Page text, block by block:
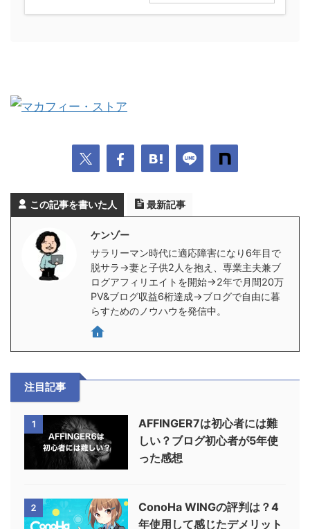
この記事を書いた人 最新記事
ケンゾー
サラリーマン時代に適応障害になり6年目で
脱サラ→妻と子供2人を抱え、専業主夫兼ブ
ログアフィリエイトを開始→2年で月間20万
PV&ブログ収益6桁達成→ブログで自由に暮
らすためのノウハウを発信中。
注目記事
1
AFFINGER7は初心者には難
しい？ブログ初心者が5年使
った感想
2
ConoHa WINGの評判は？4
年使用して感じたデメリット